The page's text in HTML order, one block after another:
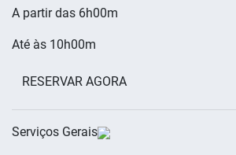
A partir das 6h00m
Até às 10h00m
RESERVAR AGORA
Serviços Gerais